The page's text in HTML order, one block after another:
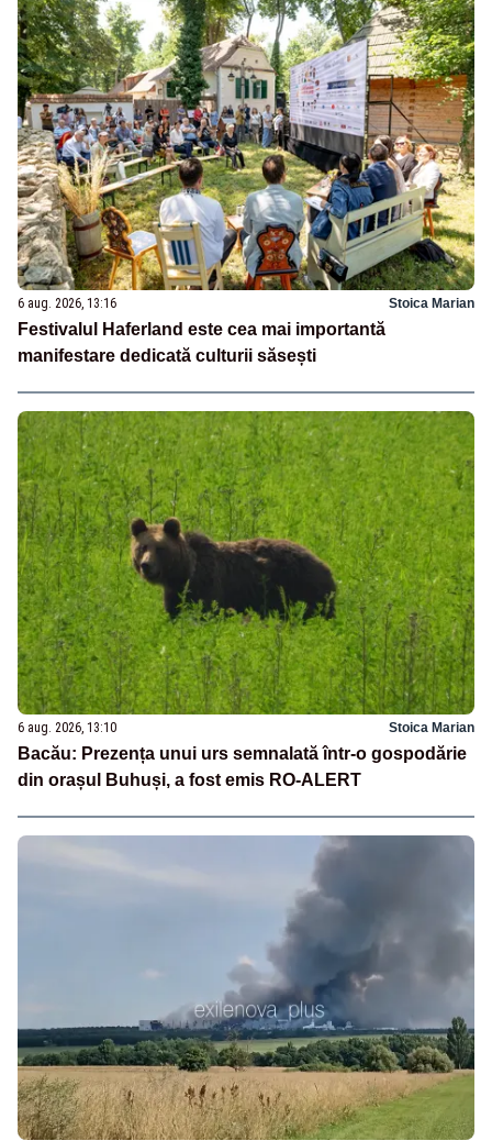
6 aug. 2026, 13:16 Stoica Marian
Festivalul Haferland este cea mai importantă
manifestare dedicată culturii săsești
6 aug. 2026, 13:10 Stoica Marian
Bacău: Prezența unui urs semnalată într-o gospodărie
din orașul Buhuși, a fost emis RO-ALERT